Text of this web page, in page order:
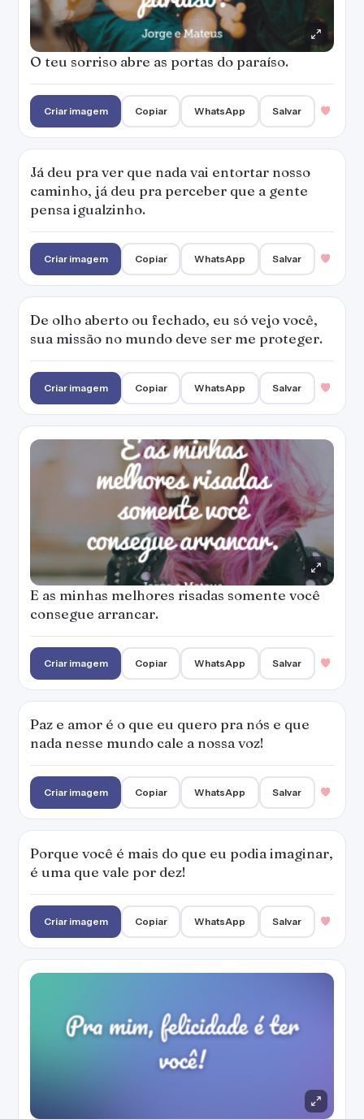
O teu sorriso abre as portas do paraíso.
Criar imagem Copiar WhatsApp Salvar
Já deu pra ver que nada vai entortar nosso
caminho, já deu pra perceber que a gente
pensa igualzinho.
Criar imagem Copiar WhatsApp Salvar
De olho aberto ou fechado, eu só vejo você,
sua missão no mundo deve ser me proteger.
Criar imagem Copiar WhatsApp Salvar
E as minhas melhores risadas somente você
consegue arrancar.
Criar imagem Copiar WhatsApp Salvar
Paz e amor é o que eu quero pra nós e que
nada nesse mundo cale a nossa voz!
Criar imagem Copiar WhatsApp Salvar
Porque você é mais do que eu podia imaginar,
é uma que vale por dez!
Criar imagem Copiar WhatsApp Salvar